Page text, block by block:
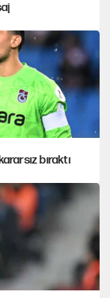
bıraktı